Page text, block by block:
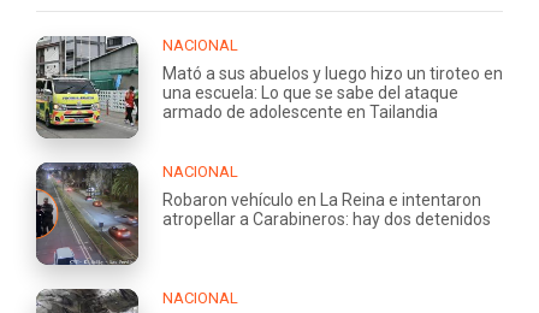
NACIONAL
Mató a sus abuelos y luego hizo un tiroteo en
una escuela: Lo que se sabe del ataque
armado de adolescente en Tailandia
NACIONAL
Robaron vehículo en La Reina e intentaron
atropellar a Carabineros: hay dos detenidos
NACIONAL